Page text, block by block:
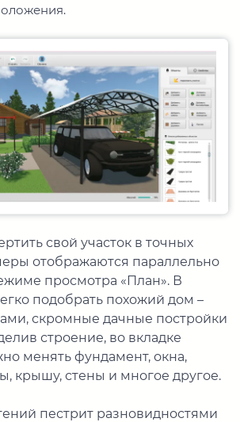
свой участок в точных
отображаются параллельно
просмотра «План». В
подобрать похожий дом –
скромные дачные постройки
строение, во вкладке
менять фундамент, окна,
крышу, стены и многое другое.
пестрит разновидностями